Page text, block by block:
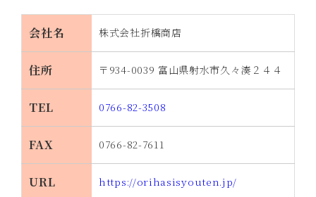
会社名 株式会社折橋商店
住所 〒934-0039 富山県射水市久々湊２４４
TEL 0766-82-3508
FAX 0766-82-7611
URL https://orihasisyouten.jp/